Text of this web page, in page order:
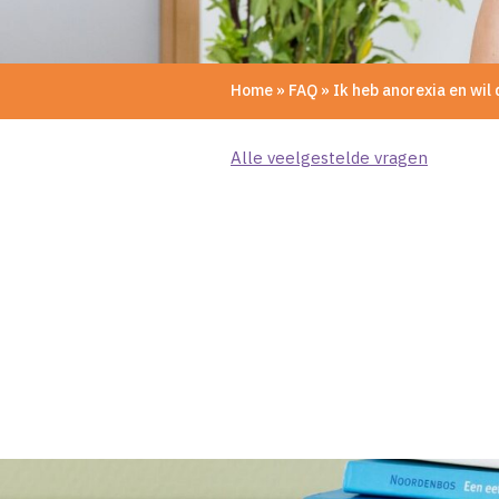
Home » FAQ » Ik heb anorexia en wil
Alle veelgestelde vragen